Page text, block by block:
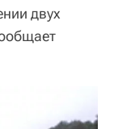
двух